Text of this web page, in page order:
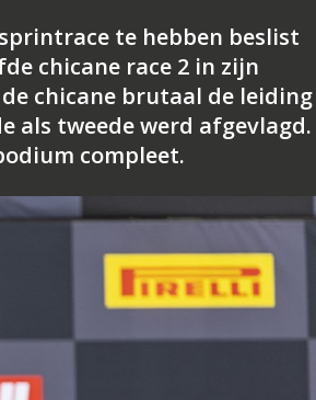
te hebben beslist
chicane race 2 in zijn
chicane brutaal de leiding
als tweede werd afgevlagd.
compleet.